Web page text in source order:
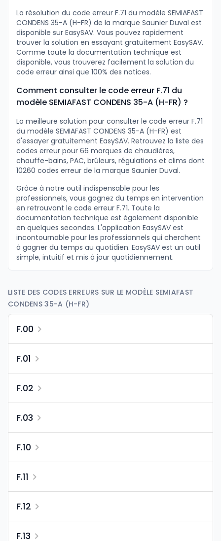
La résolution du code erreur F.71 du modèle SEMIAFAST
CONDENS 35-A (H-FR) de la marque Saunier Duval est
disponible sur EasySAV. Vous pouvez rapidement
trouver la solution en essayant gratuitement EasySAV.
Comme toute la documentation technique est
disponible, vous trouverez facilement la solution du
code erreur ainsi que 100% des notices.
Comment consulter le code erreur F.71 du
modèle SEMIAFAST CONDENS 35-A (H-FR) ?
La meilleure solution pour consulter le code erreur F.71
du modèle SEMIAFAST CONDENS 35-A (H-FR) est
d'essayer gratuitement EasySAV. Retrouvez la liste des
codes erreur pour 66 marques de chaudières,
chauffe-bains, PAC, brûleurs, régulations et clims dont
10260 codes erreur de la marque Saunier Duval.
Grâce à notre outil indispensable pour les
professionnels, vous gagnez du temps en intervention
en retrouvant le code erreur F.71. Toute la
documentation technique est également disponible
en quelques secondes. L'application EasySAV est
incontournable pour les professionnels qui cherchent
à gagner du temps au quotidien. EasySAV est un outil
simple, intuitif et mis à jour quotidiennement.
LISTE DES CODES ERREURS SUR LE MODÈLE SEMIAFAST
CONDENS 35-A (H-FR)
F.00
F.01
F.02
F.03
F.10
F.11
F.12
F.13